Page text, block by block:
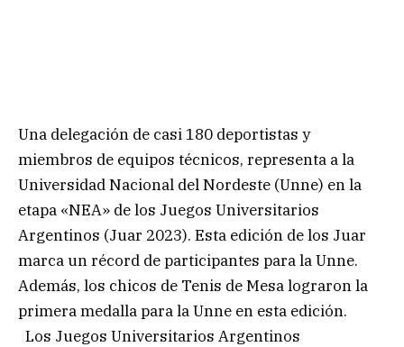
Una delegación de casi 180 deportistas y
miembros de equipos técnicos, representa a la
Universidad Nacional del Nordeste (Unne) en la
etapa «NEA» de los Juegos Universitarios
Argentinos (Juar 2023). Esta edición de los Juar
marca un récord de participantes para la Unne.
Además, los chicos de Tenis de Mesa lograron la
primera medalla para la Unne en esta edición.
Los Juegos Universitarios Argentinos